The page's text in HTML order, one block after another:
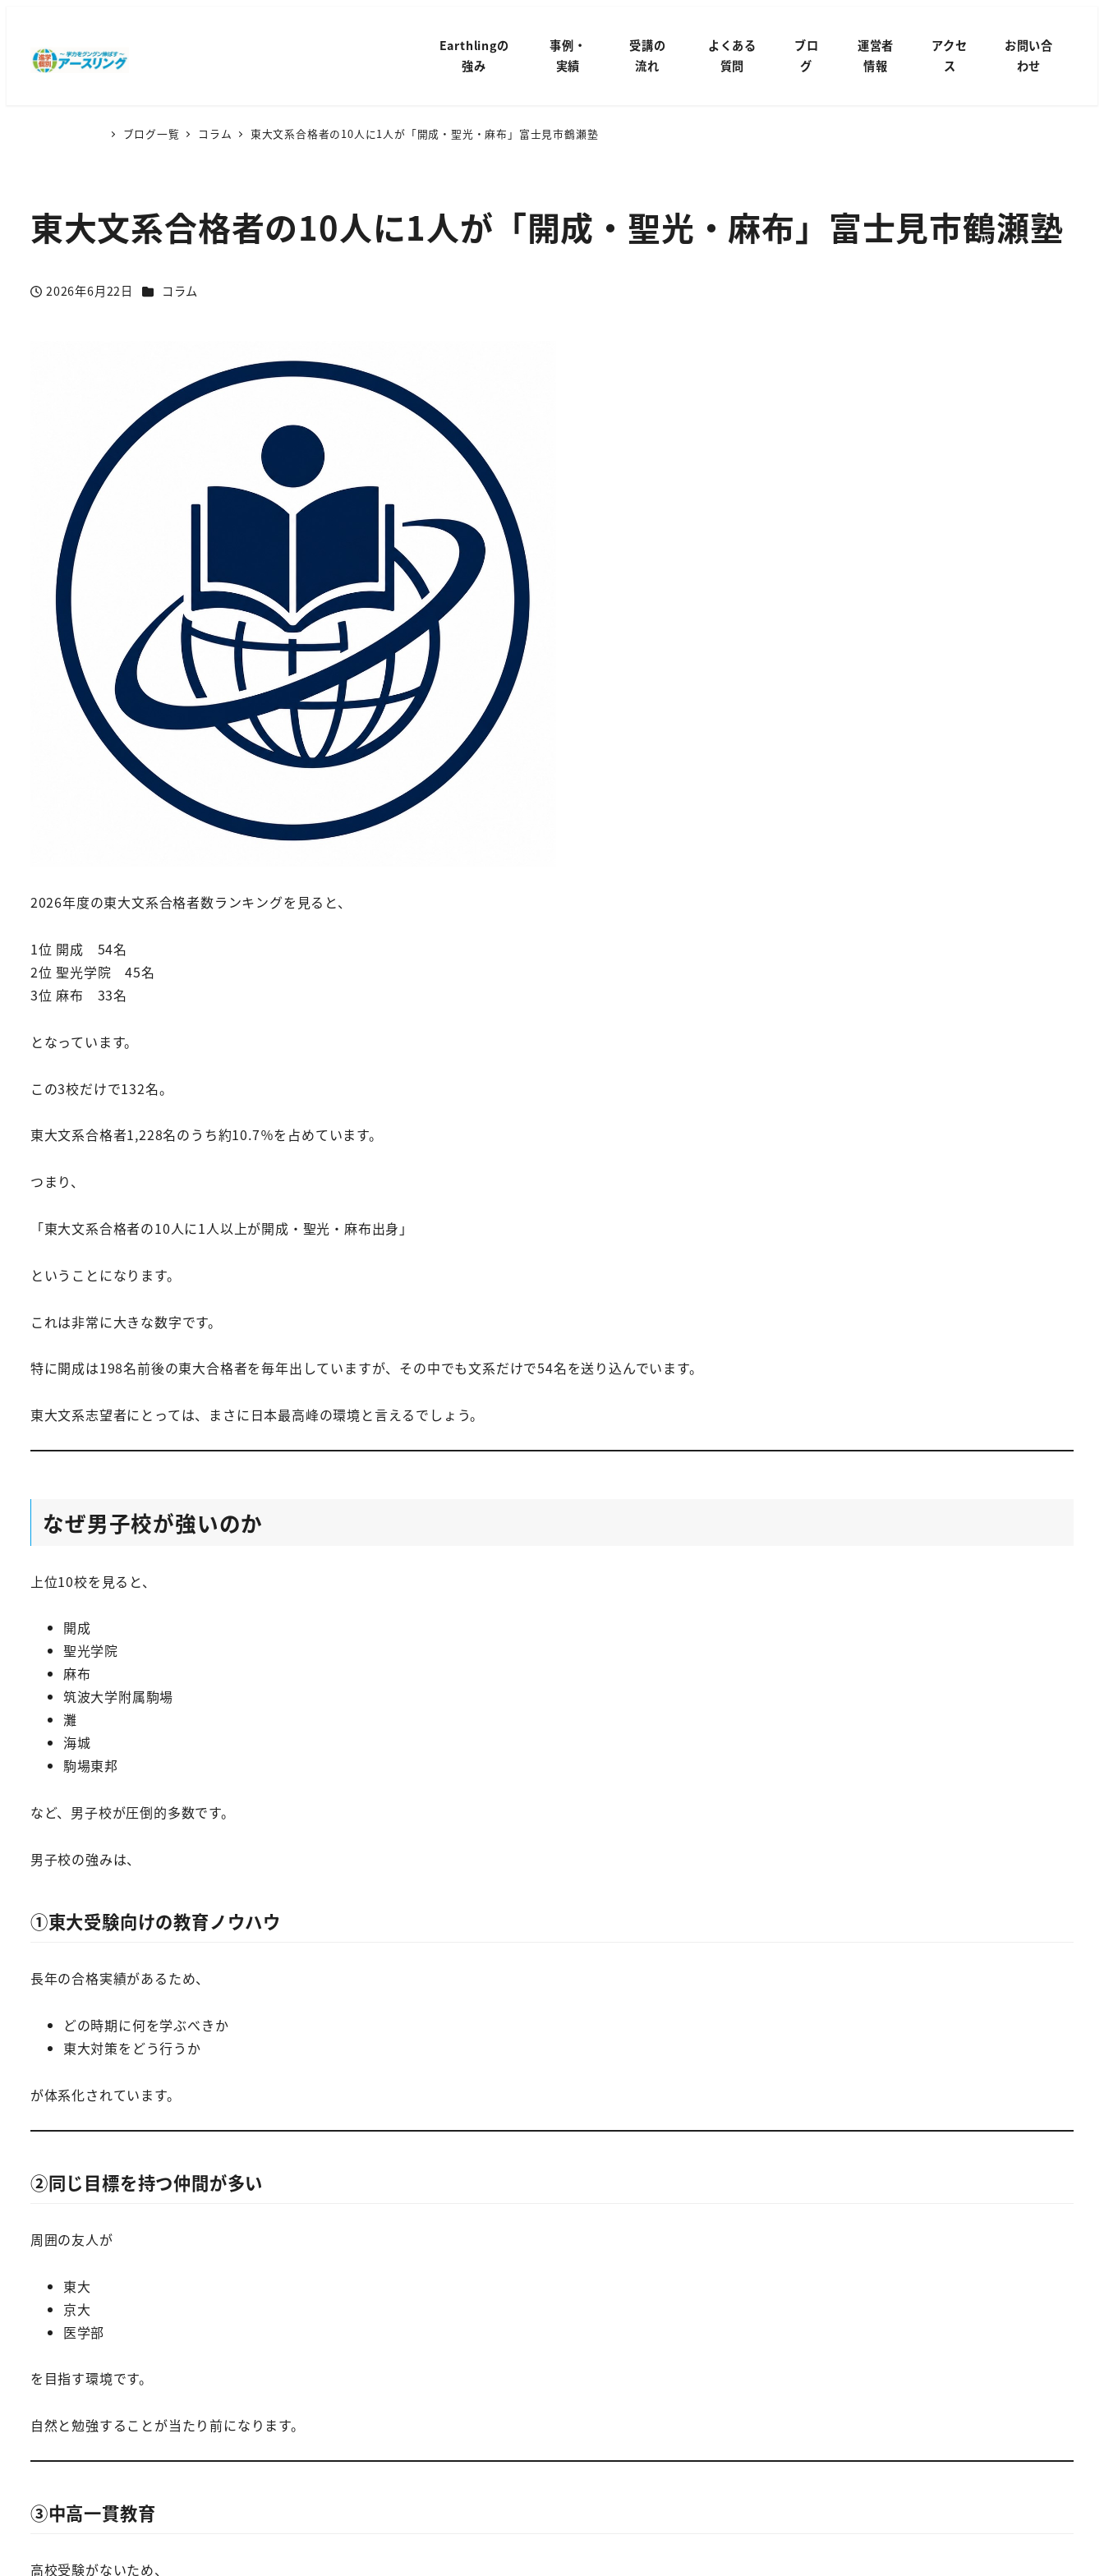
Earthlingの
強み
事例・
実績
受講の
流れ
よくある
質問
ブロ
グ
運営者
情報
アクセ
ス
お問い合
わせ
ブログ一覧 コラム 東大文系合格者の10人に1人が「開成・聖光・麻布」富士見市鶴瀬塾
東大文系合格者の10人に1人が「開成・聖光・麻布」富士見市鶴瀬塾
投稿日
2026年6月22日 カテゴリー
コラム
2026年度の東大文系合格者数ランキングを見ると、
1位 開成 54名
2位 聖光学院 45名
3位 麻布 33名
となっています。
この3校だけで132名。
東大文系合格者1,228名のうち約10.7％を占めています。
つまり、
「東大文系合格者の10人に1人以上が開成・聖光・麻布出身」
ということになります。
これは非常に大きな数字です。
特に開成は198名前後の東大合格者を毎年出していますが、その中でも文系だけで54名を送り込んでいます。
東大文系志望者にとっては、まさに日本最高峰の環境と言えるでしょう。
なぜ男子校が強いのか
上位10校を見ると、
開成
聖光学院
麻布
筑波大学附属駒場
灘
海城
駒場東邦
など、男子校が圧倒的多数です。
男子校の強みは、
①東大受験向けの教育ノウハウ
長年の合格実績があるため、
どの時期に何を学ぶべきか
東大対策をどう行うか
が体系化されています。
②同じ目標を持つ仲間が多い
周囲の友人が
東大
京大
医学部
を目指す環境です。
自然と勉強することが当たり前になります。
③中高一貫教育
高校受験がないため、